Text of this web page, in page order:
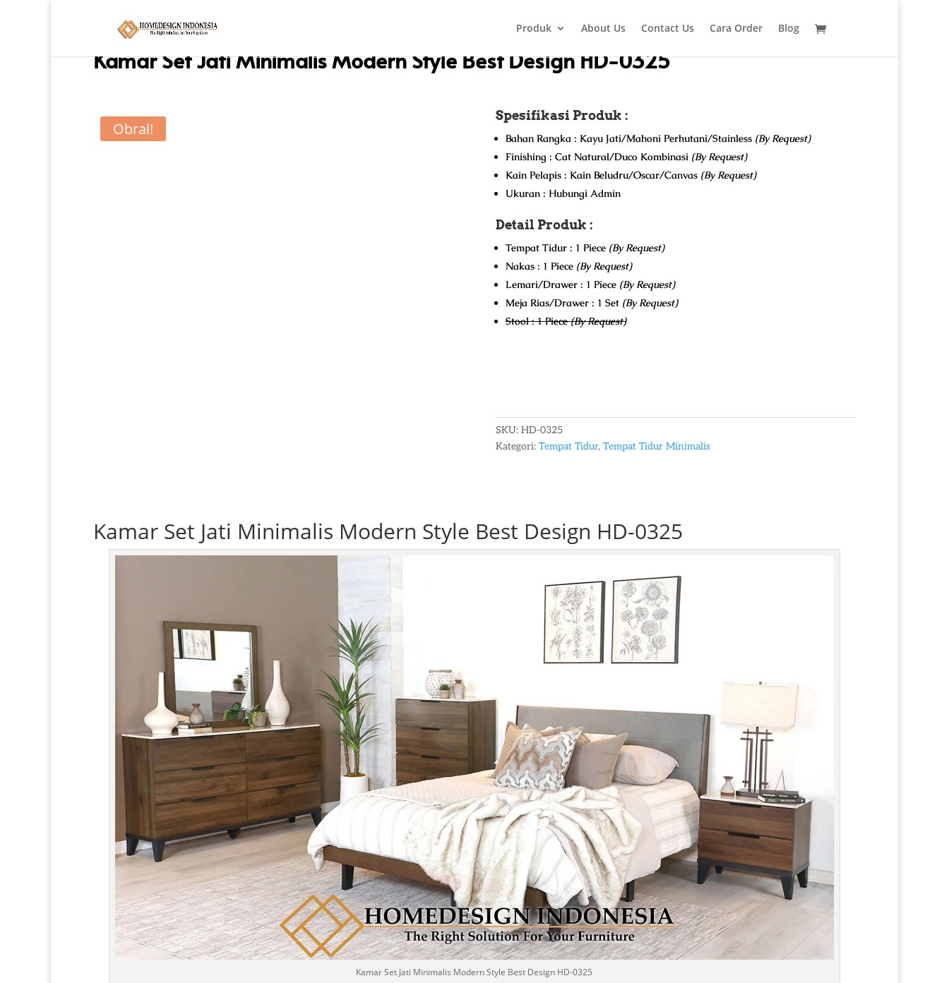
Produk About Us Contact Us Cara Order Blog
Beranda/Tempat Tidur/Tempat Tidur Minimalis / Kamar Set Jati Minimalis Modern Style Best Design HD-0325
Kamar Set Jati Minimalis Modern Style Best Design HD-0325
Obral!
Spesifikasi Produk :
Bahan Rangka : Kayu Jati/Mahoni Perhutani/Stainless (By Request)
Finishing : Cat Natural/Duco Kombinasi (By Request)
Kain Pelapis : Kain Beludru/Oscar/Canvas (By Request)
Ukuran : Hubungi Admin
Detail Produk :
Tempat Tidur : 1 Piece (By Request)
Nakas : 1 Piece (By Request)
Lemari/Drawer : 1 Piece (By Request)
Meja Rias/Drawer : 1 Set (By Request)
Stool : 1 Piece(By Request)
SKU: HD-0325
Kategori: Tempat Tidur, Tempat Tidur Minimalis
Kamar Set Jati Minimalis Modern Style Best Design HD-0325
Kamar Set Jati Minimalis Modern Style Best Design HD-0325